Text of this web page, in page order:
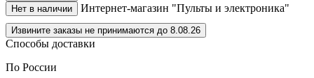
Нет в наличии
Интернет-магазин "Пульты и электроника"
Извините заказы не принимаются до 8.08.26
Способы доставки
По России